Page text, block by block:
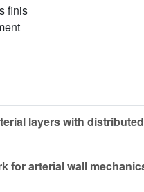
finis
layers with
for arterial wall